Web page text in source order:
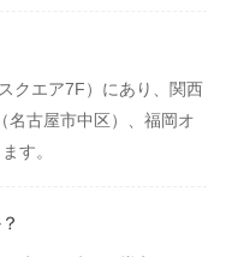
クエア7F）にあり、関西
名古屋市中区）、福岡オ
す。